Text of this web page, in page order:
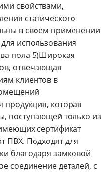
свойствами,
статического
в своем применении
использования
пола 5)Широкая
отвечающая
клиентов в
продукция, которая
поступающей только из
сертификат
ПВХ. Подходят для
благодаря замковой
соединение деталей, с